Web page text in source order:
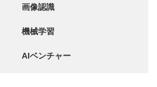
画像認識
機械学習
AIベンチャー